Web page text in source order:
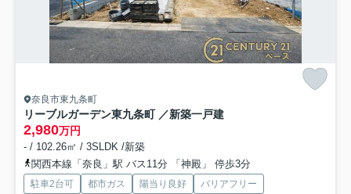
奈良市東九条町
リーブルガーデン東九条町 ／新築一戸建
2,980万円
- / 102.26㎡ / 3SLDK /新築
関西本線「奈良」駅 バス11分 「神殿」 停歩3分
駐車2台可 都市ガス 陽当り良好
バリアフリー